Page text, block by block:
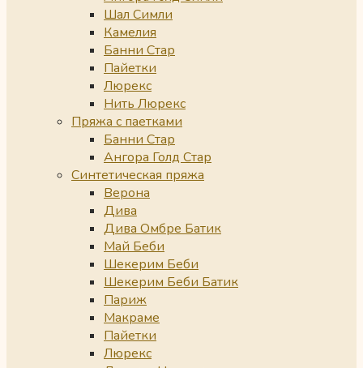
Шал Симли
Камелия
Банни Стар
Пайетки
Люрекс
Нить Люрекс
Пряжа с паетками
Банни Стар
Ангора Голд Стар
Синтетическая пряжа
Верона
Дива
Дива Омбре Батик
Май Беби
Шекерим Беби
Шекерим Беби Батик
Париж
Макраме
Пайетки
Люрекс